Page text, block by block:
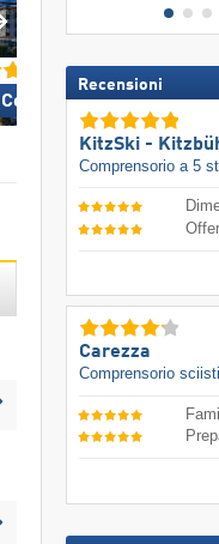
»
Recensioni
KitzSki -
Comprensorio a 5
Carezza
Comprensorio